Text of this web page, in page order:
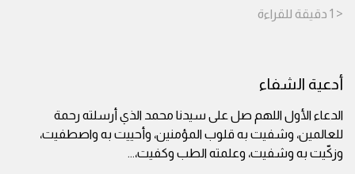
< 1 دقيقة للقراءة
أدعية الشفاء
الدعاء الأول اللهم صل على سيدنا محمد الذي أرسلته رحمة
للعالمين، وشفيت به قلوب المؤمنين، وأحييت به واصطفيت،
وزكّيت به وشفيت، وعلمته الطب وكفيت،...